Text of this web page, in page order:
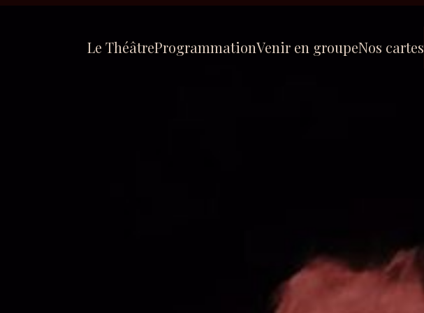
Le ThéâtreProgrammationVenir en groupeNos cartes